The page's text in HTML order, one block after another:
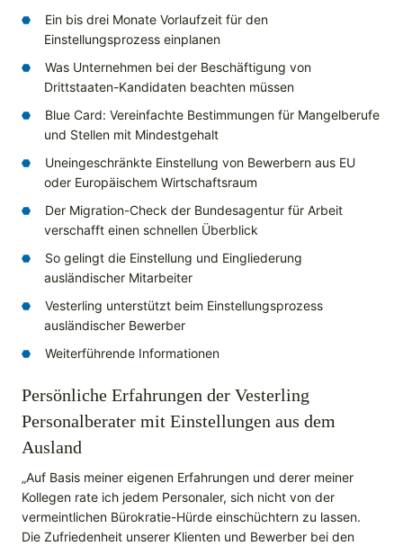
Ein bis drei Monate Vorlaufzeit für den
Einstellungsprozess einplanen
Was Unternehmen bei der Beschäftigung von
Drittstaaten-Kandidaten beachten müssen
Blue Card: Vereinfachte Bestimmungen für Mangelberufe
und Stellen mit Mindestgehalt
Uneingeschränkte Einstellung von Bewerbern aus EU
oder Europäischem Wirtschaftsraum
Der Migration-Check der Bundesagentur für Arbeit
verschafft einen schnellen Überblick
So gelingt die Einstellung und Eingliederung
ausländischer Mitarbeiter
Vesterling unterstützt beim Einstellungsprozess
ausländischer Bewerber
Weiterführende Informationen
Persönliche Erfahrungen der Vesterling
Personalberater mit Einstellungen aus dem
Ausland
„Auf Basis meiner eigenen Erfahrungen und derer meiner
Kollegen rate ich jedem Personaler, sich nicht von der
vermeintlichen Bürokratie-Hürde einschüchtern zu lassen.
Die Zufriedenheit unserer Klienten und Bewerber bei den